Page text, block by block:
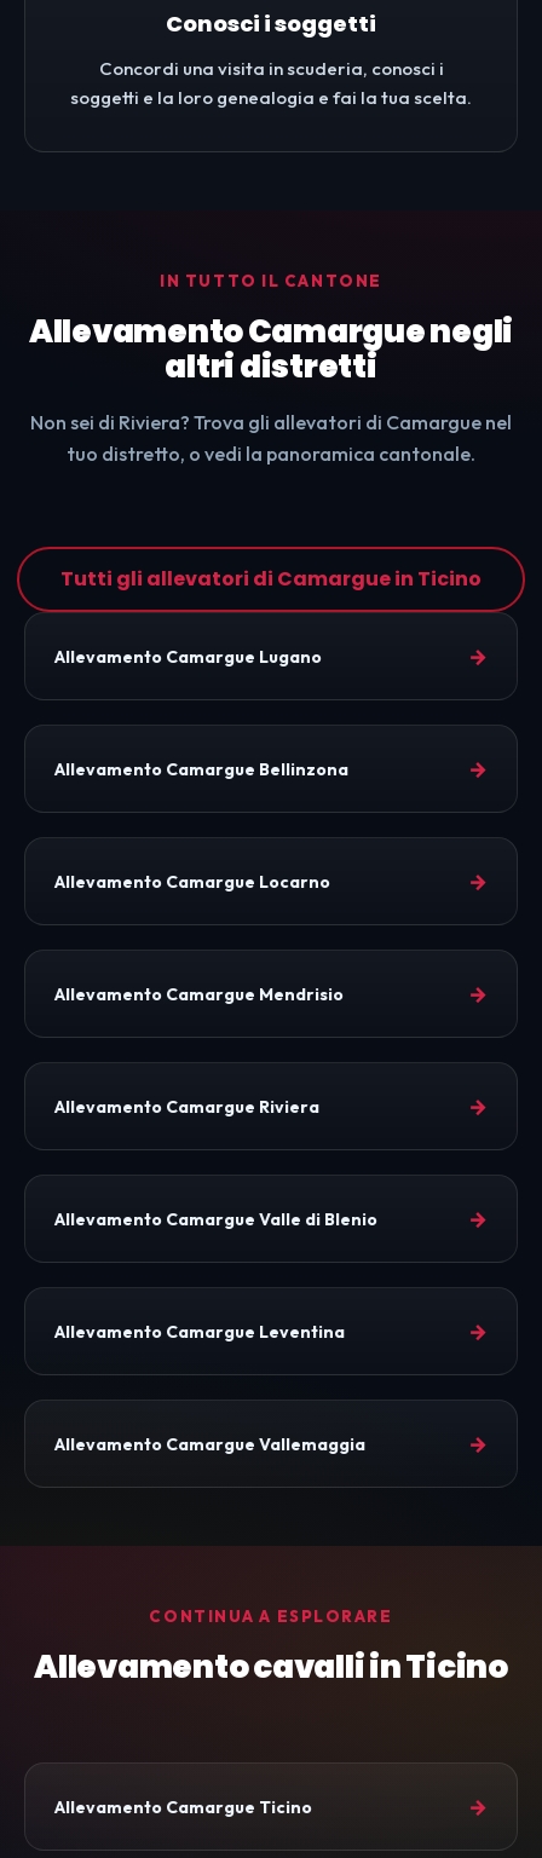
Conosci i soggetti
Concordi una visita in scuderia, conosci i
soggetti e la loro genealogia e fai la tua scelta.
IN TUTTO IL CANTONE
Allevamento Camargue negli
altri distretti
Non sei di Riviera? Trova gli allevatori di Camargue nel
tuo distretto, o vedi la panoramica cantonale.
Tutti gli allevatori di Camargue in Ticino
Allevamento Camargue Lugano →
Allevamento Camargue Bellinzona →
Allevamento Camargue Locarno →
Allevamento Camargue Mendrisio →
Allevamento Camargue Riviera →
Allevamento Camargue Valle di Blenio →
Allevamento Camargue Leventina →
Allevamento Camargue Vallemaggia →
CONTINUA A ESPLORARE
Allevamento cavalli in Ticino
Allevamento Camargue Ticino →